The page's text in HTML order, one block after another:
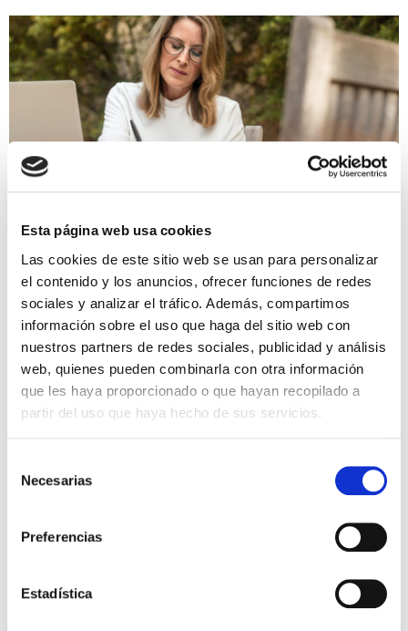
Esta página web usa cookies
Las cookies de este sitio web se usan para personalizar
el contenido y los anuncios, ofrecer funciones de redes
sociales y analizar el tráfico. Además, compartimos
información sobre el uso que haga del sitio web con
nuestros partners de redes sociales, publicidad y análisis
web, quienes pueden combinarla con otra información
que les haya proporcionado o que hayan recopilado a
partir del uso que haya hecho de sus servicios.
Necesarias
Preferencias
Estadística
Seguimiento ginecológico
en la menopausia
Durante el paso de los años la mujer experimenta
una serie de cambios hasta que llega a la
menopausia, siendo el aspecto más destacado la
desaparición de la menstruación. Este […]
Leer más >